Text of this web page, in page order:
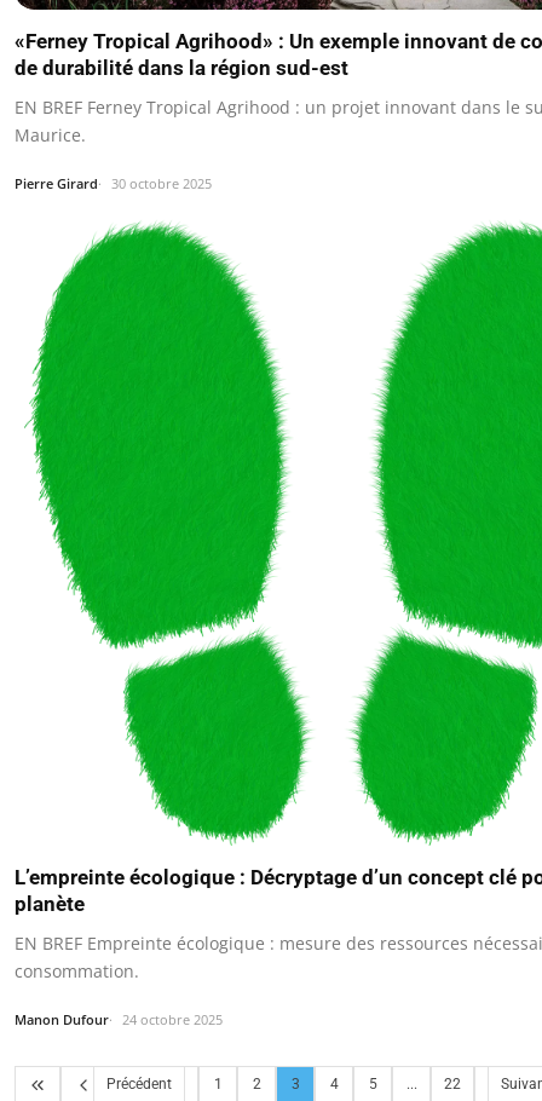
«Ferney Tropical Agrihood» : Un exemple innovant de
de durabilité dans la région sud-est
EN BREF Ferney Tropical Agrihood : un projet innovant dans le
Maurice.
Pierre Girard 30 octobre 2025
L’empreinte écologique : Décryptage d’un concept clé
planète
EN BREF Empreinte écologique : mesure des ressources
consommation.
Manon Dufour 24 octobre 2025
Précédent 1 2 3 4 5 ... 22